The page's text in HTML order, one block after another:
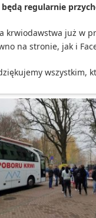
będą regularnie
krwiodawstwa już w
na stronie, jak i
wszystkim,